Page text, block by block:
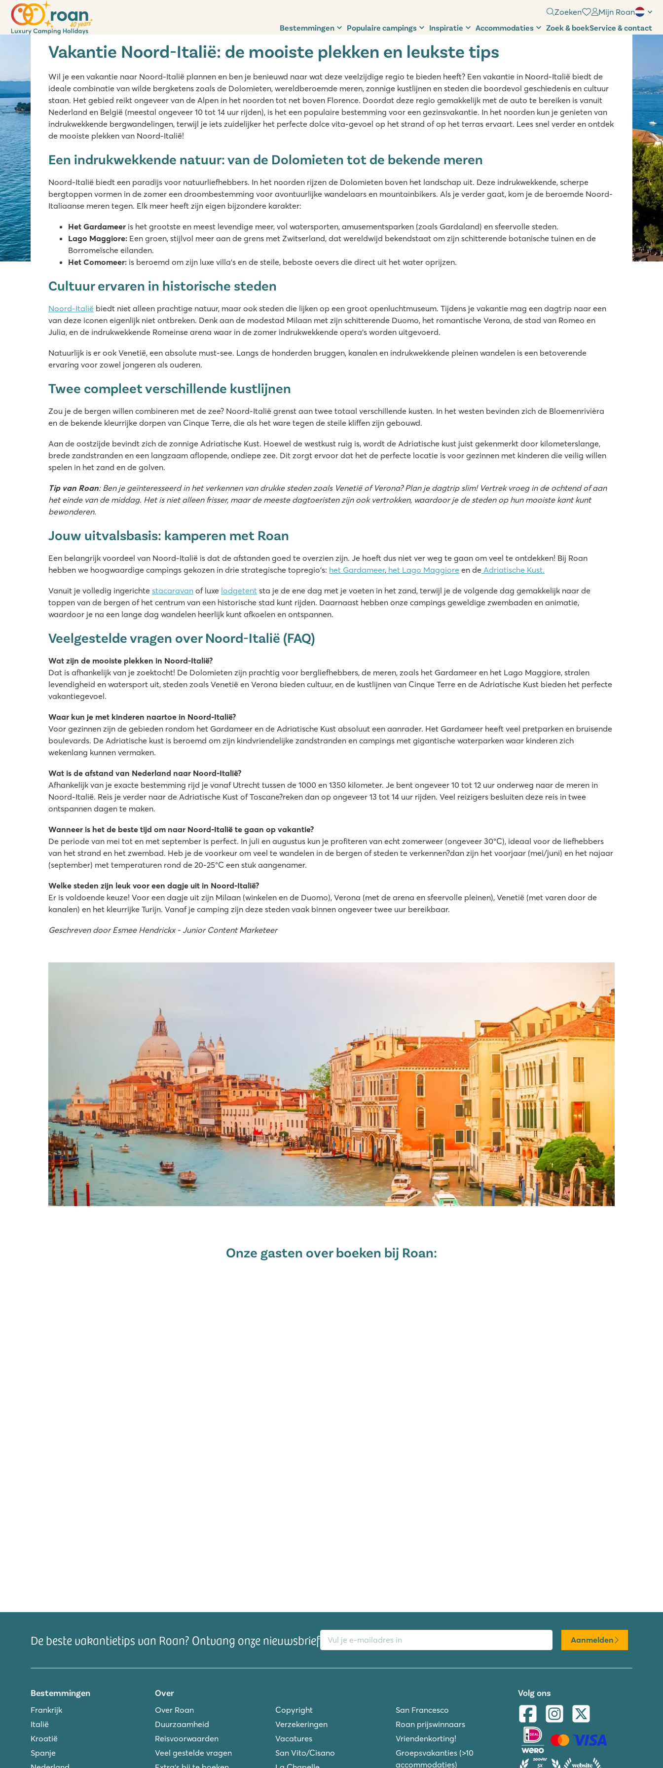
Zoeken Mijn Roan
Bestemmingen Populaire campings Inspiratie Accommodaties Zoek & boekService & contact
Roan Luxury Camping Holidays | 03-06-2026 | Inspiratie
Vakantie Noord-Italië: de mooiste plekken en leukste tips
Wil je een vakantie naar Noord-Italië plannen en ben je benieuwd naar wat deze veelzijdige regio te bieden heeft? Een vakantie in Noord-Italië biedt de
ideale combinatie van wilde bergketens zoals de Dolomieten, wereldberoemde meren, zonnige kustlijnen en steden die boordevol geschiedenis en cultuur
staan. Het gebied reikt ongeveer van de Alpen in het noorden tot net boven Florence. Doordat deze regio gemakkelijk met de auto te bereiken is vanuit
Nederland en België (meestal ongeveer 10 tot 14 uur rijden), is het een populaire bestemming voor een gezinsvakantie. In het noorden kun je genieten van
indrukwekkende bergwandelingen, terwijl je iets zuidelijker het perfecte dolce vita-gevoel op het strand of op het terras ervaart. Lees snel verder en ontdek
de mooiste plekken van Noord-Italië!
Een indrukwekkende natuur: van de Dolomieten tot de bekende meren
Noord-Italië biedt een paradijs voor natuurliefhebbers. In het noorden rijzen de Dolomieten boven het landschap uit. Deze indrukwekkende, scherpe
bergtoppen vormen in de zomer een droombestemming voor avontuurlijke wandelaars en mountainbikers. Als je verder gaat, kom je de beroemde Noord-
Italiaanse meren tegen. Elk meer heeft zijn eigen bijzondere karakter:
Het Gardameer is het grootste en meest levendige meer, vol watersporten, amusementsparken (zoals Gardaland) en sfeervolle steden.
Lago Maggiore: Een groen, stijlvol meer aan de grens met Zwitserland, dat wereldwijd bekendstaat om zijn schitterende botanische tuinen en de
Borromeïsche eilanden.
Het Comomeer: is beroemd om zijn luxe villa's en de steile, beboste oevers die direct uit het water oprijzen.
Cultuur ervaren in historische steden
Noord-Italië biedt niet alleen prachtige natuur, maar ook steden die lijken op een groot openluchtmuseum. Tijdens je vakantie mag een dagtrip naar een
van deze iconen eigenlijk niet ontbreken. Denk aan de modestad Milaan met zijn schitterende Duomo, het romantische Verona, de stad van Romeo en
Julia, en de indrukwekkende Romeinse arena waar in de zomer indrukwekkende opera's worden uitgevoerd.
Natuurlijk is er ook Venetië, een absolute must-see. Langs de honderden bruggen, kanalen en indrukwekkende pleinen wandelen is een betoverende
ervaring voor zowel jongeren als ouderen.
Twee compleet verschillende kustlijnen
Zou je de bergen willen combineren met de zee? Noord-Italië grenst aan twee totaal verschillende kusten. In het westen bevinden zich de Bloemenrivièra
en de bekende kleurrijke dorpen van Cinque Terre, die als het ware tegen de steile kliffen zijn gebouwd.
Aan de oostzijde bevindt zich de zonnige Adriatische Kust. Hoewel de westkust ruig is, wordt de Adriatische kust juist gekenmerkt door kilometerslange,
brede zandstranden en een langzaam aflopende, ondiepe zee. Dit zorgt ervoor dat het de perfecte locatie is voor gezinnen met kinderen die veilig willen
spelen in het zand en de golven.
Tip van Roan: Ben je geïnteresseerd in het verkennen van drukke steden zoals Venetië of Verona? Plan je dagtrip slim! Vertrek vroeg in de ochtend of aan
het einde van de middag. Het is niet alleen frisser, maar de meeste dagtoeristen zijn ook vertrokken, waardoor je de steden op hun mooiste kant kunt
bewonderen.
Jouw uitvalsbasis: kamperen met Roan
Een belangrijk voordeel van Noord-Italië is dat de afstanden goed te overzien zijn. Je hoeft dus niet ver weg te gaan om veel te ontdekken! Bij Roan
hebben we hoogwaardige campings gekozen in drie strategische topregio's: het Gardameer, het Lago Maggiore en de Adriatische Kust.
Vanuit je volledig ingerichte stacaravan of luxe lodgetent sta je de ene dag met je voeten in het zand, terwijl je de volgende dag gemakkelijk naar de
toppen van de bergen of het centrum van een historische stad kunt rijden. Daarnaast hebben onze campings geweldige zwembaden en animatie,
waardoor je na een lange dag wandelen heerlijk kunt afkoelen en ontspannen.
Veelgestelde vragen over Noord-Italië (FAQ)
Wat zijn de mooiste plekken in Noord-Italië?
Dat is afhankelijk van je zoektocht! De Dolomieten zijn prachtig voor bergliefhebbers, de meren, zoals het Gardameer en het Lago Maggiore, stralen
levendigheid en watersport uit, steden zoals Venetië en Verona bieden cultuur, en de kustlijnen van Cinque Terre en de Adriatische Kust bieden het perfecte
vakantiegevoel.
Waar kun je met kinderen naartoe in Noord-Italië?
Voor gezinnen zijn de gebieden rondom het Gardameer en de Adriatische Kust absoluut een aanrader. Het Gardameer heeft veel pretparken en bruisende
boulevards. De Adriatische kust is beroemd om zijn kindvriendelijke zandstranden en campings met gigantische waterparken waar kinderen zich
wekenlang kunnen vermaken.
Wat is de afstand van Nederland naar Noord-Italië?
Afhankelijk van je exacte bestemming rijd je vanaf Utrecht tussen de 1000 en 1350 kilometer. Je bent ongeveer 10 tot 12 uur onderweg naar de meren in
Noord-Italië. Reis je verder naar de Adriatische Kust of Toscane?reken dan op ongeveer 13 tot 14 uur rijden. Veel reizigers besluiten deze reis in twee
ontspannen dagen te maken.
Wanneer is het de beste tijd om naar Noord-Italië te gaan op vakantie?
De periode van mei tot en met september is perfect. In juli en augustus kun je profiteren van echt zomerweer (ongeveer 30°C), ideaal voor de liefhebbers
van het strand en het zwembad. Heb je de voorkeur om veel te wandelen in de bergen of steden te verkennen?dan zijn het voorjaar (mei/juni) en het najaar
(september) met temperaturen rond de 20-25°C een stuk aangenamer.
Welke steden zijn leuk voor een dagje uit in Noord-Italië?
Er is voldoende keuze! Voor een dagje uit zijn Milaan (winkelen en de Duomo), Verona (met de arena en sfeervolle pleinen), Venetië (met varen door de
kanalen) en het kleurrijke Turijn. Vanaf je camping zijn deze steden vaak binnen ongeveer twee uur bereikbaar.
Geschreven door Esmee Hendrickx - Junior Content Marketeer
Onze gasten over boeken bij Roan:
De beste vakantietips van Roan? Ontvang onze nieuwsbrief
E-mailadres
Aanmelden
Bestemmingen
Frankrijk
Italië
Kroatië
Spanje
Over
Over Roan
Duurzaamheid
Reisvoorwaarden
Veel gestelde vragen
Copyright
Verzekeringen
Vacatures
San Vito/Cisano
San Francesco
Roan prijswinnaars
Vriendenkorting!
Groepsvakanties (>10
accommodaties)
Volg ons